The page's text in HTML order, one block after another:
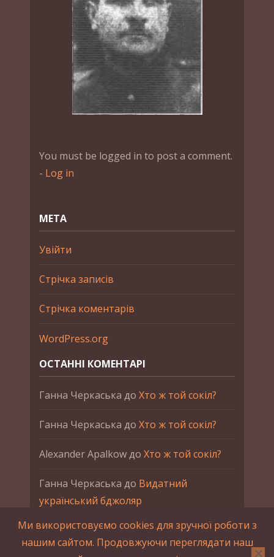
You must be logged in to post a comment.
- Log in
МЕТА
Увійти
Стрічка записів
Стрічка коментарів
WordPress.org
ОСТАННІ КОМЕНТАРІ
Ганна Черкаська до Хто ж той сокіл?
Ганна Черкаська до Хто ж той сокіл?
Alexander Apalkowдо Хто ж той сокіл?
Ганна Черкаська до Видатний
український бджоляр
Ганна ЧеркаськадоПетро Франко
Ми використовуємо cookies для зручної роботи з
нашим сайтом. Продовжуючи переглядати наш